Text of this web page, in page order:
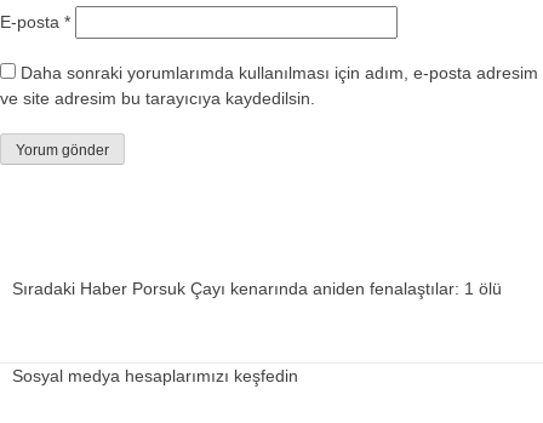
E-posta *
Daha sonraki yorumlarımda kullanılması için adım, e-posta adresim
ve site adresim bu tarayıcıya kaydedilsin.
Sıradaki Haber Porsuk Çayı kenarında aniden fenalaştılar: 1 ölü
Sosyal medya hesaplarımızı keşfedin